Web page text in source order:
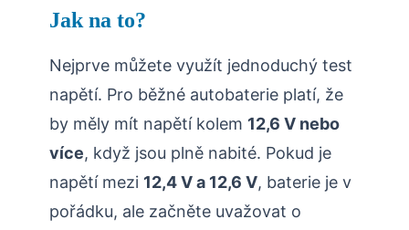
Jak na to?
Nejprve můžete využít jednoduchý test
napětí. Pro běžné autobaterie platí, že
by měly mít napětí kolem 12,6 V nebo
více, když jsou plně nabité. Pokud je
napětí mezi 12,4 V a 12,6 V, baterie je v
pořádku, ale začněte uvažovat o